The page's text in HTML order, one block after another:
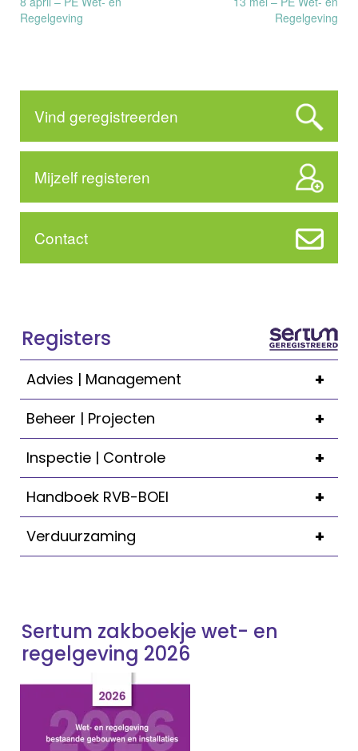
navigatie
Regelgeving
Regelgeving
Vind geregistreerden
Mijzelf registeren
Contact
Registers
+
Advies | Management
+
Beheer | Projecten
+
Inspectie | Controle
+
Handboek RVB-BOEI
+
Verduurzaming
Sertum zakboekje wet- en
regelgeving 2026